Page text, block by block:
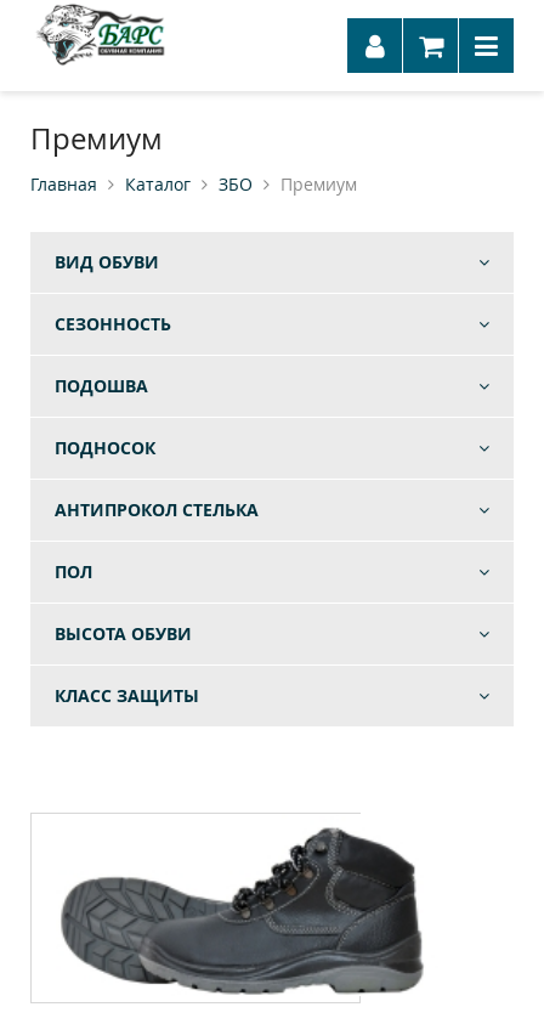
Премиум
Главная Каталог ЗБО Премиум
ВИД ОБУВИ
СЕЗОННОСТЬ
ПОДОШВА
ПОДНОСОК
АНТИПРОКОЛ СТЕЛЬКА
ПОЛ
ВЫСОТА ОБУВИ
КЛАСС ЗАЩИТЫ